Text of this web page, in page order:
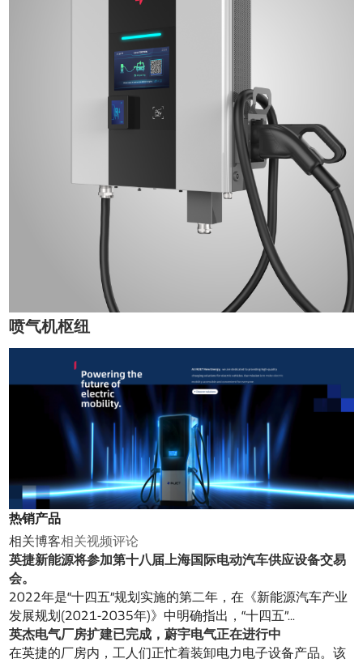
喷气机枢纽
热销产品
相关博客相关视频评论
英捷新能源将参加第十八届上海国际电动汽车供应设备交易
会。
2022年是“十四五”规划实施的第二年，在《新能源汽车产业
发展规划(2021-2035年)》中明确指出，“十四五”...
英杰电气厂房扩建已完成，蔚宇电气正在进行中
在英捷的厂房内，工人们正忙着装卸电力电子设备产品。该